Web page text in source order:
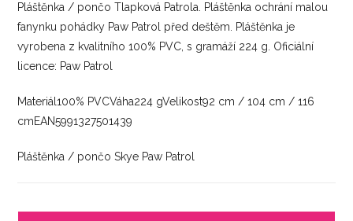
Pláštěnka / pončo Tlapková Patrola. Pláštěnka ochrání malou
fanynku pohádky Paw Patrol před deštěm. Pláštěnka je
vyrobena z kvalitního 100% PVC, s gramáží 224 g. Oficiální
licence: Paw Patrol
Materiál100% PVCVáha224 gVelikost92 cm / 104 cm / 116
cmEAN5991327501439
Pláštěnka / pončo Skye Paw Patrol